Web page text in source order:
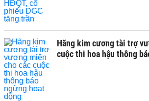
Hãng kim cương tài trợ
cuộc thi hoa hậu thông